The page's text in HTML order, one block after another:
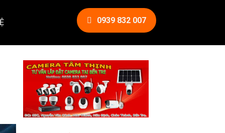
0939 832 007